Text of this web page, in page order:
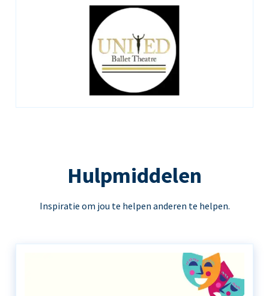
Hulpmiddelen
Inspiratie om jou te helpen anderen te helpen.